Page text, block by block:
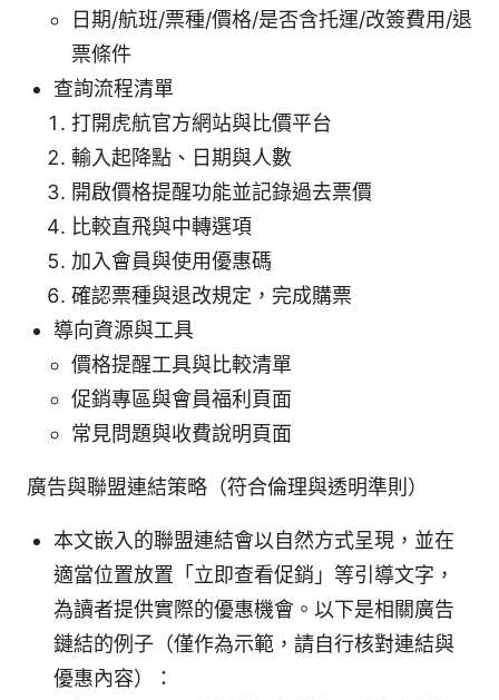
日期/航班/票種/價格/是否含托運/改簽費用/退
票條件
查詢流程清單
打開虎航官方網站與比價平台
輸入起降點、日期與人數
開啟價格提醒功能並記錄過去票價
比較直飛與中轉選項
加入會員與使用優惠碼
確認票種與退改規定，完成購票
導向資源與工具
價格提醒工具與比較清單
促銷專區與會員福利頁面
常見問題與收費說明頁面
廣告與聯盟連結策略（符合倫理與透明準則）
本文嵌入的聯盟連結會以自然方式呈現，並在
適當位置放置「立即查看促銷」等引導文字，
為讀者提供實際的優惠機會。以下是相關廣告
鏈結的例子（僅作為示範，請自行核對連結與
優惠內容）：